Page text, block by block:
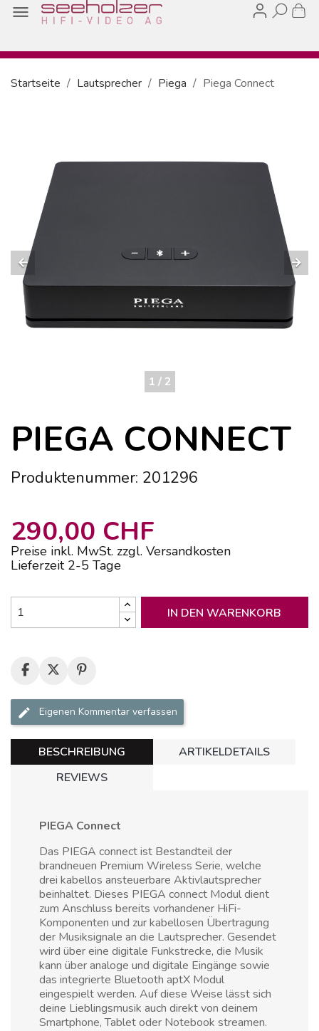

Startseite Lautsprecher Piega Piega Connect
1 / 2
arrow_back arrow_forward
PIEGA CONNECT
Produktenummer: 201296
290,00 CHF
Preise inkl. MwSt. zzgl. Versandkosten
Lieferzeit 2-5 Tage
IN DEN WARENKORB
Eigenen Kommentar verfassen
BESCHREIBUNG
ARTIKELDETAILS
REVIEWS
PIEGA Connect
Das PIEGA connect ist Bestandteil der
brandneuen Premium Wireless Serie, welche
drei kabellos ansteuerbare Aktivlautsprecher
beinhaltet. Dieses PIEGA connect Modul dient
zum Anschluss bereits vorhandener HiFi-
Komponenten und zur kabellosen Übertragung
der Musiksignale an die Lautsprecher. Gesendet
wird über eine digitale Funkstrecke, die Musik
kann über analoge und digitale Eingänge sowie
das integrierte Bluetooth aptX Modul
eingespielt werden. Auf diese Weise lässt sich
deine Lieblingsmusik auch direkt von deinem
Smartphone, Tablet oder Notebook streamen.